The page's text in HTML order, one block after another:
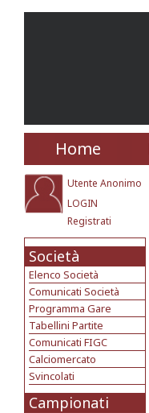
Home
Utente Anonimo
LOGIN
Registrati
Società
Elenco Società
Comunicati Società
Programma Gare
Tabellini Partite
Comunicati FIGC
Calciomercato
Svincolati
Campionati